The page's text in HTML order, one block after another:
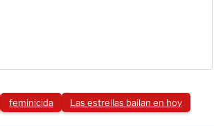
feminicida Las estrellas bailan en hoy